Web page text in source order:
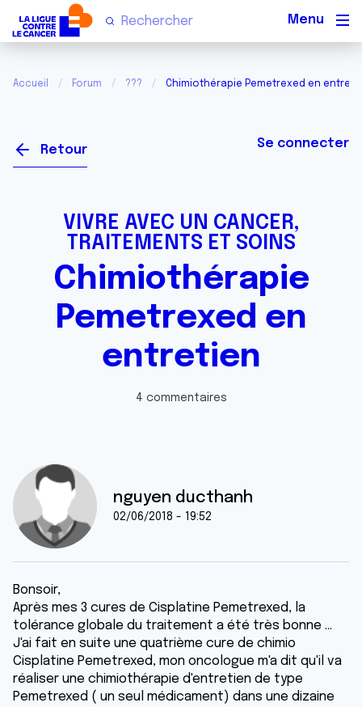
Accueil Forum ??? Chimiothérapie Pemetrexed en
Retour Se connecter
VIVRE AVEC UN CANCER,
TRAITEMENTS ET SOINS
Chimiothérapie
Pemetrexed en
entretien
4 commentaires
nguyen ducthanh
02/06/2018 - 19:52
Bonsoir,
Après mes 3 cures de Cisplatine Pemetrexed, la
tolérance globale du traitement a été très bonne ...
J'ai fait en suite une quatrième cure de chimio
Cisplatine Pemetrexed, mon oncologue m'a dit qu'il va
réaliser une chimiothérapie d'entretien de type
Pemetrexed ( un seul médicament) dans une dizaine